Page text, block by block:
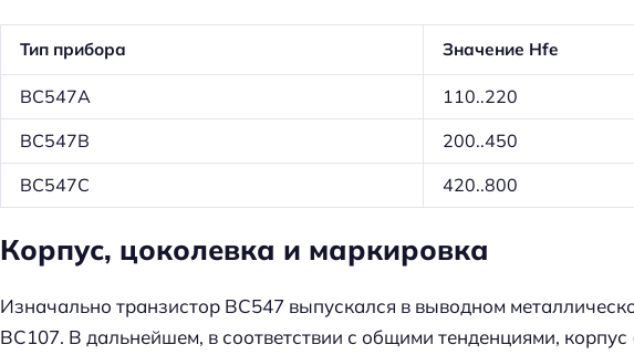
Тип прибора Значение Hfe
BC547A
110..220
BC547B
200..450
BC547C
420..800
Корпус, цоколевка и маркировка
Изначально транзистор BC547 выпускался в выводном
BC107. В дальнейшем, в соответствии с общими тенденциями, корпус